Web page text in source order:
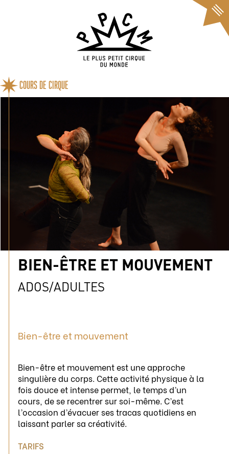
COURS DE CIRQUE
BIEN-ÊTRE ET MOUVEMENT
ADOS/ADULTES
Bien-être et mouvement
Bien-être et mouvement est une approche
singulière du corps. Cette activité physique à la
fois douce et intense permet, le temps d’un
cours, de se recentrer sur soi-même. C’est
l’occasion d’évacuer ses tracas quotidiens en
laissant parler sa créativité.
TARIFS